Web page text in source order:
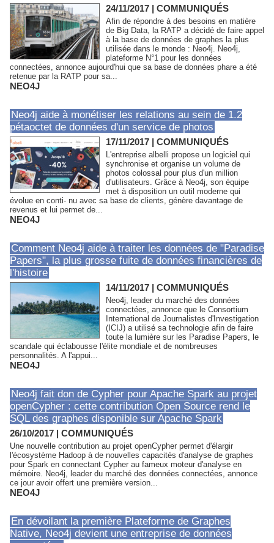
24/11/2017 | COMMUNIQUÉS
Afin de répondre à des besoins en matière
de Big Data, la RATP a décidé de faire appel
à la base de données de graphes la plus
utilisée dans le monde : Neo4j. Neo4j,
plateforme N°1 pour les données
connectées, annonce aujourd'hui que sa base de données phare a été
retenue par la RATP pour sa...
NEO4J
Neo4j aide à monétiser les relations au sein de 1.2
pétaoctet de données d'un service de photos
17/11/2017 | COMMUNIQUÉS
L'entreprise albelli propose un logiciel qui
synchronise et organise un volume de
photos colossal pour plus d'un million
d'utilisateurs. Grâce à Neo4j, son équipe
met à disposition un outil moderne qui
évolue en conti- nu avec sa base de clients, génère davantage de
revenus et lui permet de...
NEO4J
Comment Neo4j aide à traiter les données de "Paradise
Papers", la plus grosse fuite de données financières de
l'histoire
14/11/2017 | COMMUNIQUÉS
Neo4j, leader du marché des données
connectées, annonce que le Consortium
International de Journalistes d'Investigation
(ICIJ) a utilisé sa technologie afin de faire
toute la lumière sur les Paradise Papers, le
scandale qui éclabousse l'élite mondiale et de nombreuses
personnalités. A l'appui...
NEO4J
Neo4j fait don de Cypher pour Apache Spark au projet
openCypher : cette contribution Open Source rend le
SQL des graphes disponible sur Apache Spark
26/10/2017 | COMMUNIQUÉS
Une nouvelle contribution au projet openCypher permet d'élargir
l'écosystème Hadoop à de nouvelles capacités d'analyse de graphes
pour Spark en connectant Cypher au fameux moteur d'analyse en
mémoire. Neo4j, leader du marché des données connectées, annonce
ce jour avoir offert une première version...
NEO4J
En dévoilant la première Plateforme de Graphes
Native, Neo4j devient une entreprise de données